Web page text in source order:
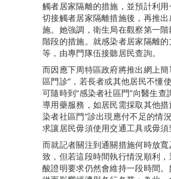
觸者居家隔離的措施，並預計利
切接觸者居家隔離措施後，再推
施。她強調，衛生局在觀察第一
階段的措施。就感染者居家隔離
等，由專門隊伍接聽居民查詢。
而因應下周特區政府將推出網上
區門診”，若長者或其他居民不懂
可隨時到“感染者社區門”向醫生
導用藥服務，如居民需採取其他
染者社區門”診出現應付不足的情
求讓居民毋須使用交通工具或毋須
而就記者關注到通關措施何時放
致，但若這段時間執行情況順利
酸證明要求仍然會維持一段時間